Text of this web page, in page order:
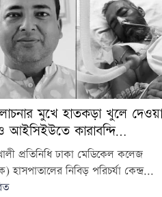
মুখে হাতকড়া খুলে দেওয়া
আইসিইউতে কারাবন্দি…
প্রতিনিধি ঢাকা মেডিকেল কলেজ
হাসপাতালের নিবিড় পরিচর্যা কেন্দ্র...